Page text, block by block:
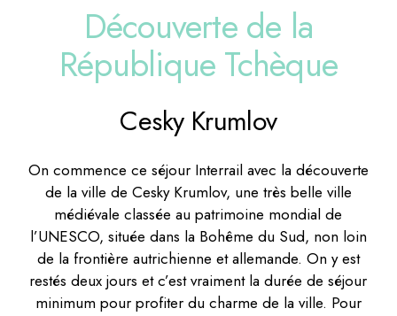
Découverte de la
République Tchèque
Cesky Krumlov
On commence ce séjour Interrail avec la découverte
de la ville de Cesky Krumlov, une très belle ville
médiévale classée au patrimoine mondial de
l’UNESCO, située dans la Bohême du Sud, non loin
de la frontière autrichienne et allemande. On y est
restés deux jours et c’est vraiment la durée de séjour
minimum pour profiter du charme de la ville. Pour